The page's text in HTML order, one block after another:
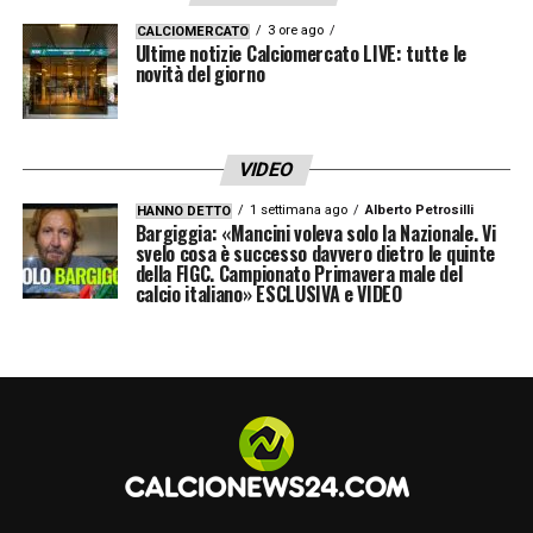
pausa serve per tanti giocatori che abbiamo
in Nazionale. Chi resterà farà un lavoro per
mettersi in condizione in vista del ritorno in
campo in una partita difficile
LUVUMBO– «Luvumbo è un buon giocatore,
va veloce e ha saputo approfittare
LA PLAYLIST DELLE NOSTRE TOP NEWS
CALCIOMERCATO 3 ore ago
Ultime notizie Calciomercato LIVE: tutte le
novità del giorno
VIDEO
HANNO DETTO 1 settimana ago Alberto Petrosilli
Bargiggia: «Mancini voleva solo la Nazionale. Vi
svelo cosa è successo davvero dietro le quinte
della FIGC. Campionato Primavera male del
calcio italiano» ESCLUSIVA e VIDEO